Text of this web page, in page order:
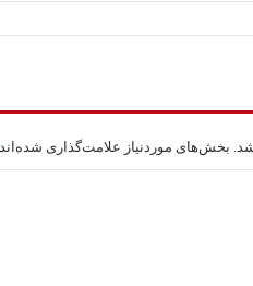
بخش‌های موردنیاز علامت‌گذاری شده‌اند